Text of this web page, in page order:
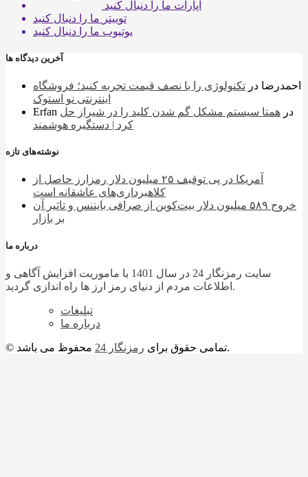
آپارات ما را دنبال کنید
توییتر ما را دنبال کنید
یوتیوب ما را دنبال کنید
آخرین دیدگاه ها
احمدرضا در تکنولوژی را با نصف قیمت تجربه کنید؛ فروشگاه
اینترنتی نو استوک
Erfan
در همتا سیستم مشکل گم شدن کلید را در شیراز حل
کرد | دستگیره هوشمند
نوشته‌های تازه
آمریکا در پی توقیف ۲۵ میلیون دلار رمزارز حاصل از
کلاهبرداری‌های عاشقانه است
خروج ۵۸۹ میلیون دلار بیت‌کوین از صرافی بایننس و تاثیر آن
بر بازار
درباره ما
سایت رمزنگار 24 در سال 1401 با ماموریت افزایش آگاهی و
اطلاعات مردم از دنیای رمز ارز ها راه اندازی گردید.
تبلیغات
درباره ما
© تمامی حقوق برای رمزنگار 24 محفوظ می باشد.